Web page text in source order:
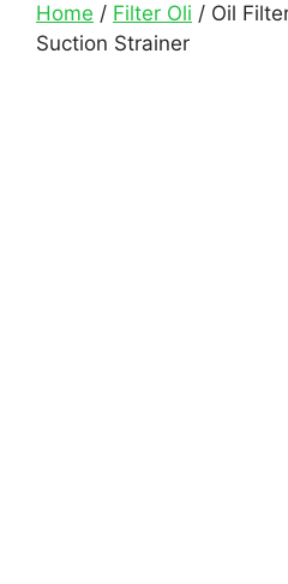
Home / Filter Oli / Oil
Suction Strainer